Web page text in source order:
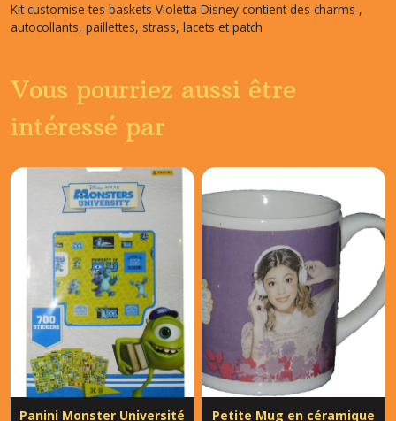
Kit customise tes baskets Violetta Disney contient des charms ,
autocollants, paillettes, strass, lacets et patch
Vous pourriez aussi être
intéressé par
Panini Monster Université Petite Mug en céramique